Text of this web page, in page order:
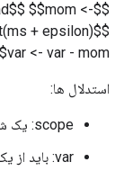
$$mom <-
+ epsilon)$$
<- var - mom$$
استدلال ها:
scope: یک شی
var: باید از یک متغیر () باشد.